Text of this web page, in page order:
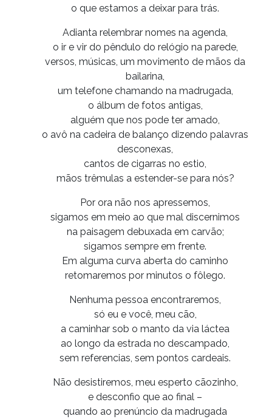
o que estamos a deixar para trás.
Adianta relembrar nomes na agenda,
o ir e vir do pêndulo do relógio na parede,
versos, músicas, um movimento de mãos da
bailarina,
um telefone chamando na madrugada,
o álbum de fotos antigas,
alguém que nos pode ter amado,
o avô na cadeira de balanço dizendo palavras
desconexas,
cantos de cigarras no estio,
mãos trêmulas a estender-se para nós?
Por ora não nos apressemos,
sigamos em meio ao que mal discernimos
na paisagem debuxada em carvão;
sigamos sempre em frente.
Em alguma curva aberta do caminho
retomaremos por minutos o fôlego.
Nenhuma pessoa encontraremos,
só eu e você, meu cão,
a caminhar sob o manto da via láctea
ao longo da estrada no descampado,
sem referencias, sem pontos cardeais.
Não desistiremos, meu esperto cãozinho,
e desconfio que ao final –
quando ao prenúncio da madrugada